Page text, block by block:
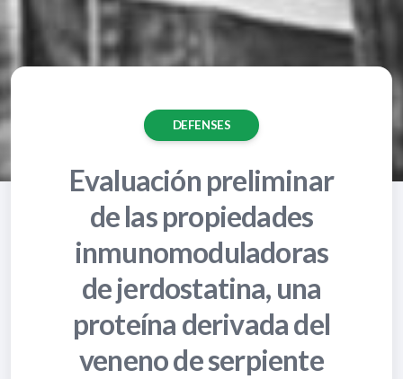
DEFENSES
Evaluación preliminar
de las propiedades
inmunomoduladoras
de jerdostatina, una
proteína derivada del
veneno de serpiente